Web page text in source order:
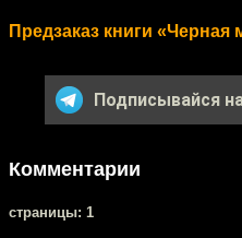
Предзаказ книги «Черная
Подписывайся
Комментарии
cтраницы: 1